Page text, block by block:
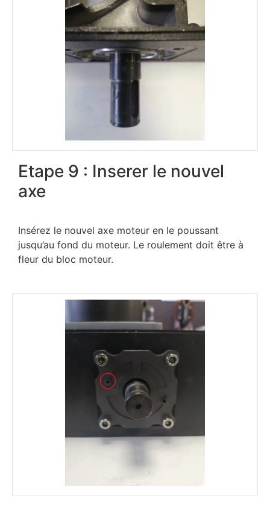
Etape 9 : Inserer le nouvel
axe
Insérez le nouvel axe moteur en le poussant
jusqu’au fond du moteur. Le roulement doit être à
fleur du bloc moteur.